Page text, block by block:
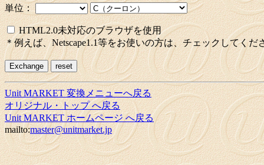
単位：
HTML2.0未対応のブラウザを使用
＊例えば、Netscape1.1等をお使いの方は、チェックしてくだ
Unit MARKET 変換メニューへ戻る
オリジナル・トップ へ戻る
Unit MARKET ホームページ へ戻る
mailto:master@unitmarket.jp